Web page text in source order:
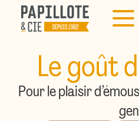
Le goût
Pour le plaisir